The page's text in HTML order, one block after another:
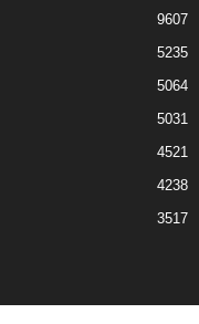
9607
5235
5064
5031
4521
4238
3517